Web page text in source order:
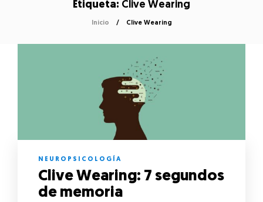
Etiqueta: Clive Wearing
Inicio Clive Wearing
NEUROPSICOLOGÍA
Clive Wearing: 7 segundos
de memoria